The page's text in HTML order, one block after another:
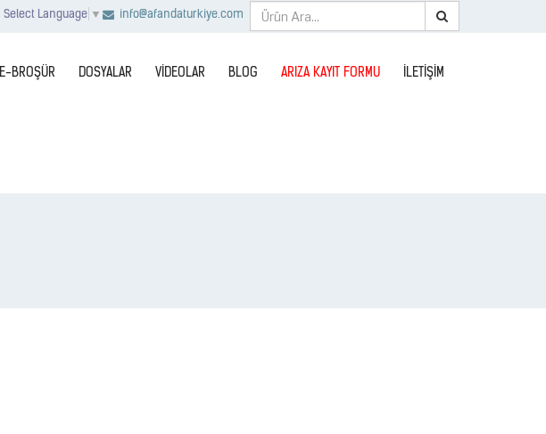
Select Language ▼ info@afandaturkiye.com
E-BROŞÜR DOSYALAR VİDEOLAR BLOG ARIZA KAYIT FORMU İLETIŞIM